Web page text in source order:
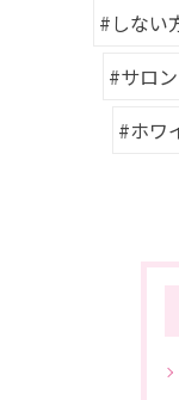
#しない
#サロン
#ホワ